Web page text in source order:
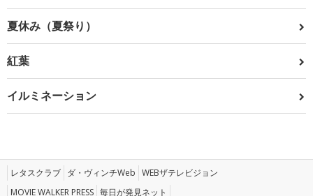
夏休み（夏祭り）
紅葉
イルミネーション
レタスクラブ ダ・ヴィンチWeb WEBザテレビジョン
MOVIE WALKER PRESS 毎日が発見ネット